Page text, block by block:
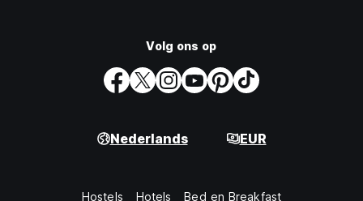
Volg ons op
Nederlands EUR
Hostels Hotels Bed en Breakfast